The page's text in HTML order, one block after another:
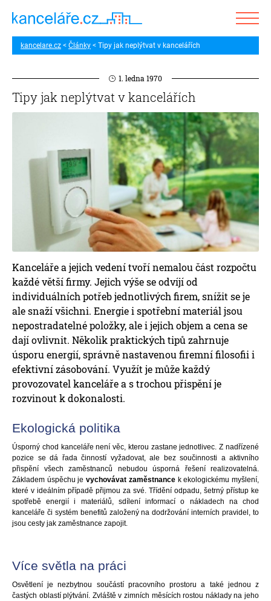
kancelare.cz Články Tipy jak neplýtvat v kancelářích
1. ledna 1970
Tipy jak neplýtvat v kancelářích
Kanceláře a jejich vedení tvoří nemalou část rozpočtu
každé větší firmy. Jejich výše se odvíjí od
individuálních potřeb jednotlivých firem, snížit se je
ale snaží všichni. Energie i spotřební materiál jsou
nepostradatelné položky, ale i jejich objem a cena se
dají ovlivnit. Několik praktických tipů zahrnuje
úsporu energií, správně nastavenou firemní filosofii i
efektivní zásobování. Využít je může každý
provozovatel kanceláře a s trochou přispění je
rozvinout k dokonalosti.
Ekologická politika
Úsporný chod kanceláře není věc, kterou zastane jednotlivec. Z nadřízené
pozice se dá řada činností vyžadovat, ale bez součinnosti a aktivního
přispění všech zaměstnanců nebudou úsporná řešení realizovatelná.
Základem úspěchu jevychovávat zaměstnancek ekologickému myšlení,
které v ideálním případě přijmou za své. Třídění odpadu, šetrný přístup ke
spotřebě energií i materiálů, sdílení informací o nákladech na chod
kanceláře či systém benefitů založený na dodržování interních pravidel, to
jsou cesty jak zaměstnance zapojit.
Více světla na práci
Osvětlení je nezbytnou součástí pracovního prostoru a také jednou z
častých oblastí plýtvání. Zvláště v zimních měsících rostou náklady na jeho